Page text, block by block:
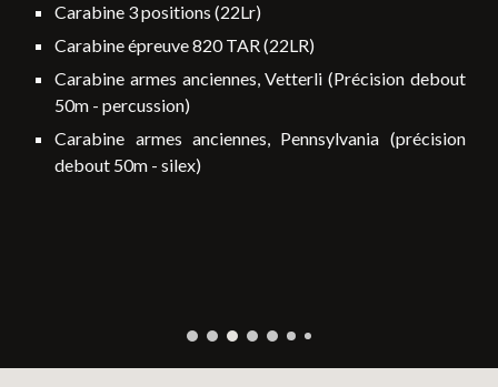
Carabine 3 positions (22Lr)
Carabine épreuve 820 TAR (22LR)
Carabine armes anciennes, Vetterli (Précision debout
50m - percussion)
Carabine armes anciennes, Pennsylvania (précision
debout 50m - silex)